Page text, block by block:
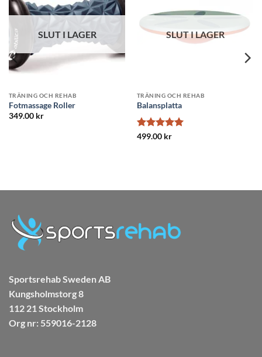
LAGER
TRÄNING OCH REHAB
SLUT
Sportsrehab Sweden AB
Kungsholmstorg 8
112 21 Stockholm
Org nr: 559016-2128